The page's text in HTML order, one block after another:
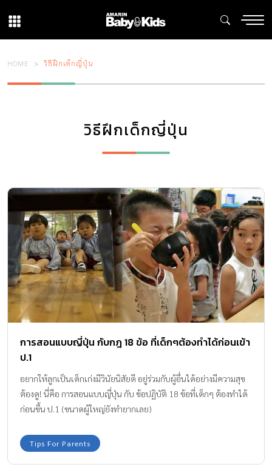
HOME วิธีฝึกเด็กญี่ปุ่น
วิธีฝึกเด็กญี่ปุ่น
การสอนแบบญี่ปุ่น กับกฎ 18 ข้อ ที่เด็กๆต้องทำได้ก่อนเข้า
ป.1
อยากให้ลูกเป็นเด็กเก่งมีวินัยนิสัยดี อยู่ร่วมกับผู้อื่นได้อย่างมีความสุข
ต้องดู! นี่คือ การสอนแบบญี่ปุ่น กับ ข้อปฏิบัติ 18 ข้อที่เด็กๆ ต้องทำได้
ก่อนขึ้น ป.1 (ขนาดผู้ใหญ่ยังทำยากเลย)
Tips For Parents